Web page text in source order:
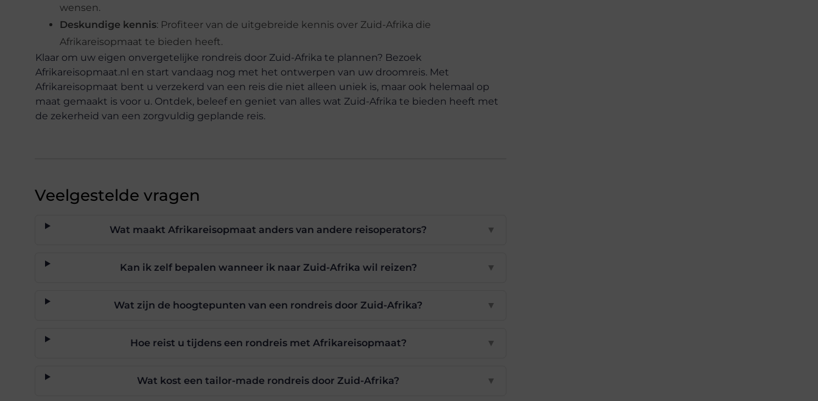
wensen.
Deskundige kennis: Profiteer van de uitgebreide kennis over Zuid-Afrika die
Afrikareisopmaat te bieden heeft.
Klaar om uw eigen onvergetelijke rondreis door Zuid-Afrika te plannen? Bezoek
Afrikareisopmaat.nl en start vandaag nog met het ontwerpen van uw droomreis. Met
Afrikareisopmaat bent u verzekerd van een reis die niet alleen uniek is, maar ook helemaal op
maat gemaakt is voor u. Ontdek, beleef en geniet van alles wat Zuid-Afrika te bieden heeft met
de zekerheid van een zorgvuldig geplande reis.
Veelgestelde vragen
Wat maakt Afrikareisopmaat anders van andere reisoperators? ▼
Kan ik zelf bepalen wanneer ik naar Zuid-Afrika wil reizen? ▼
Wat zijn de hoogtepunten van een rondreis door Zuid-Afrika? ▼
Hoe reist u tijdens een rondreis met Afrikareisopmaat? ▼
Wat kost een tailor-made rondreis door Zuid-Afrika? ▼